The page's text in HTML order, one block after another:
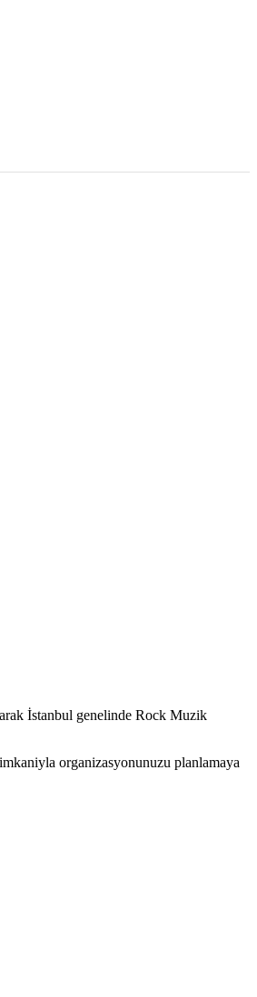
İstanbul genelinde Rock Muzik
organizasyonunuzu planlamaya